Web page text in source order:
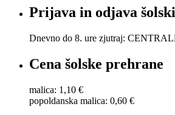
Prijava in odjava
Dnevno do 8. ure zjutraj:
Cena šolske prehrane
malica: 1,10 €
popoldanska malica: 0,60 €